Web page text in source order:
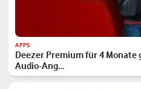
APPS
Deezer Premium für 4 Monate
Audio-Ang…